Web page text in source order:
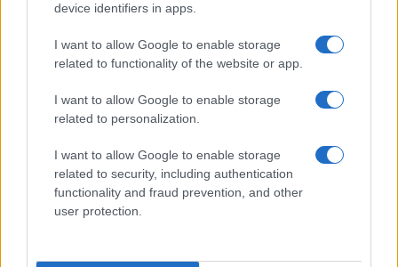
device identifiers in apps.
I want to allow Google to enable storage
related to functionality of the website or app.
I want to allow Google to enable storage
related to personalization.
I want to allow Google to enable storage
related to security, including authentication
functionality and fraud prevention, and other
user protection.
CHI SIAMO CONTATTI PUBBLICITÀ LAVORA CON NOI
OTTO CHANNEL
Iscritto al Registro degli Operatori di Comunicazione n. 37512